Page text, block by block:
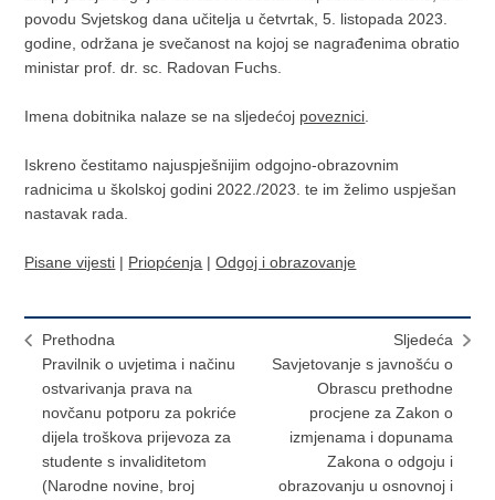
povodu Svjetskog dana učitelja u četvrtak, 5. listopada 2023.
godine, održana je svečanost na kojoj se nagrađenima obratio
ministar prof. dr. sc. Radovan Fuchs.
Imena dobitnika nalaze se na sljedećoj poveznici
Iskreno čestitamo najuspješnijim odgojno-obrazovnim
radnicima u školskoj godini 2022./2023. te im želimo uspješan
nastavak rada.
Pisane vijesti | Priopćenja |Odgoj i obrazovanje
Prethodna
Pravilnik o uvjetima i načinu
ostvarivanja prava na
novčanu potporu za pokriće
dijela troškova prijevoza za
studente s invaliditetom
(Narodne novine, broj
Sljedeća
Savjetovanje s javnošću o
Obrascu prethodne
procjene za Zakon o
izmjenama i dopunama
Zakona o odgoju i
obrazovanju u osnovnoj i